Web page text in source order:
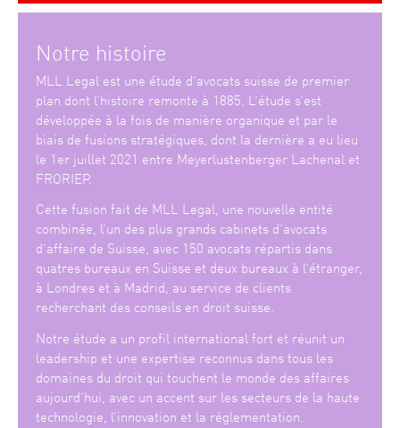
Notre histoire
MLL Legal est une étude d’avocats suisse de premier
plan dont l’histoire remonte à 1885. L’étude s’est
développée à la fois de manière organique et par le
biais de fusions stratégiques, dont la dernière a eu lieu
le 1er juillet 2021 entre Meyerlustenberger Lachenal et
FRORIEP.
Cette fusion fait de MLL Legal, une nouvelle entité
combinée, l’un des plus grands cabinets d’avocats
d’affaire de Suisse, avec 150 avocats répartis dans
quatres bureaux en Suisse et deux bureaux à l’étranger,
à Londres et à Madrid, au service de clients
recherchant des conseils en droit suisse.
Notre étude a un profil international fort et réunit un
leadership et une expertise reconnus dans tous les
domaines du droit qui touchent le monde des affaires
aujourd’hui, avec un accent sur les secteurs de la haute
technologie, l’innovation et la réglementation.